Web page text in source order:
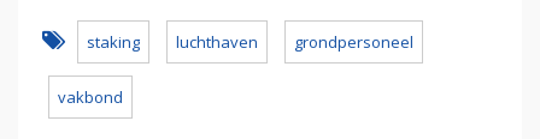
staking luchthaven grondpersoneel
vakbond